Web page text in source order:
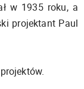
w 1935 roku, a
projektant Paul